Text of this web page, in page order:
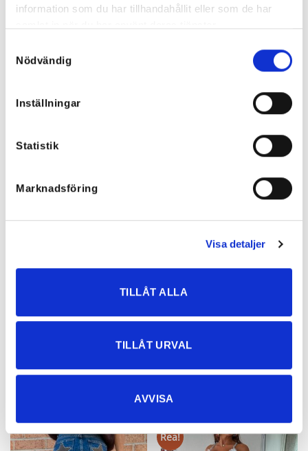
information som du har tillhandahållit eller som de har
Nödvändig
Inställningar
Statistik
Marknadsföring
Visa detaljer
TILLÅT ALLA
TILLÅT URVAL
AVVISA
349,50 kr
Monique Utsvängda Jeans Svarta Sydney Utsvängda Streatcheans
Rea!